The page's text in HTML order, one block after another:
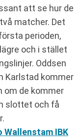
att se hur de
matcher. Det
perioden,
och i stället
Oddsen
Karlstad kommer
om de kommer
slottet och få
Wallenstam IBK